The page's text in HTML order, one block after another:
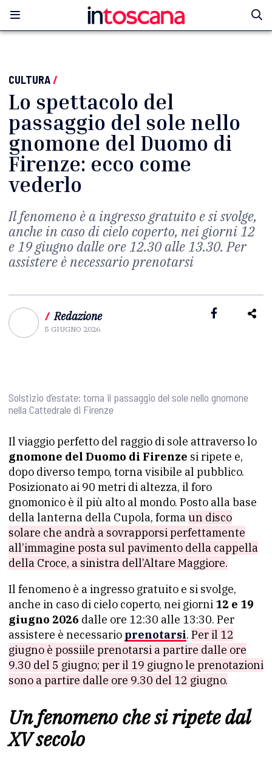
CULTURA/
Lo spettacolo del
passaggio del sole nello
gnomone del Duomo di
Firenze: ecco come
vederlo
Il fenomeno è a ingresso gratuito e si svolge,
anche in caso di cielo coperto, nei giorni 12
e 19 giugno dalle ore 12.30 alle 13.30. Per
assistere è necessario prenotarsi
/ Redazione
5 GIUGNO 2026
Solstizio d’estate: torna il passaggio del sole nello gnomone
nella Cattedrale di Firenze
Il viaggio perfetto del raggio di sole attraverso lo
gnomone del Duomo di Firenze si ripete e,
dopo diverso tempo, torna visibile al pubblico.
Posizionato ai 90 metri di altezza, il foro
gnomonico è il più alto al mondo. Posto alla base
della lanterna della Cupola, formaun disco
solare che andrà a sovrapporsi perfettamente
all’immagine posta sul pavimento della cappella
della Croce, a sinistra dell’Altare Maggiore.
Il fenomeno è a ingresso gratuito e si svolge,
anche in caso di cielo coperto, nei giorni 12 e 19
giugno 2026 dalle ore 12:30 alle 13:30. Per
assistere è necessario prenotarsi. Per il 12
giugno è possiile prenotarsi a partire dalle ore
9.30 del 5 giugno; per il 19 giugno le prenotazioni
sono a partire dalle ore 9.30 del 12 giugno.
Un fenomeno che si ripete dal
XV secolo